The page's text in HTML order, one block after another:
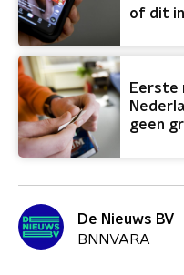
of dit
Eerste
geen
De Nieuws BV
BNNVARA